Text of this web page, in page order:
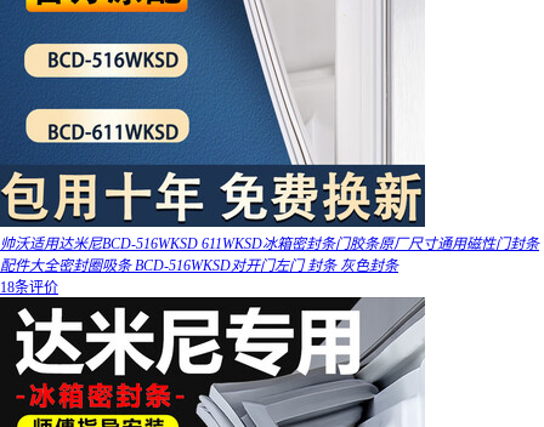
帅沃适用达米尼BCD-516WKSD 611WKSD冰箱密封条门胶条原厂尺寸通用磁性门封条
配件大全密封圈吸条 BCD-516WKSD对开门左门 封条 灰色封条
18条评价